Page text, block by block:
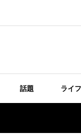
話題 ライ